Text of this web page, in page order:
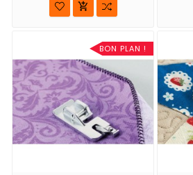

BON PLAN !